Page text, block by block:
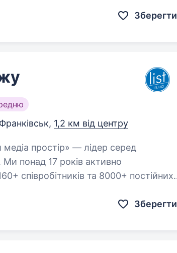
Зберегти
1,2 км від центру
Ми понад 17 років активно
співробітників та 8000+ постійних
Зберегти